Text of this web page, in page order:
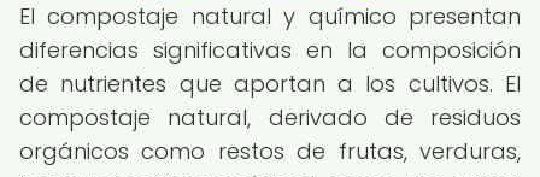
El compostaje natural y químico presentan
diferencias significativas en la composición
de nutrientes que aportan a los cultivos. El
compostaje natural, derivado de residuos
orgánicos como restos de frutas, verduras,